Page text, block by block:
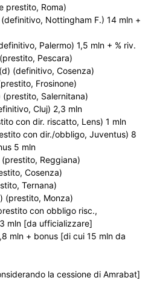
prestito, Roma)
Nottingham F.) 14 mln +
Palermo) 1,5 mln + % riv.
Pescara)
(d) (definitivo, Cosenza)
Frosinone)
(prestito, Salernitana)
Cluj) 2,3 mln
con dir. riscatto, Lens) 1 mln
con dir./obbligo, Juventus) 8
5 mln
(prestito, Reggiana)
Cosenza)
Ternana)
(prestito, Monza)
con obbligo risc.,
mln [da ufficializzare]
mln + bonus [di cui 15 mln da
la cessione di Amrabat]